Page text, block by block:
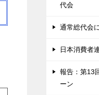
代会
通常総代会
日本消費者
報告：第13
ーン